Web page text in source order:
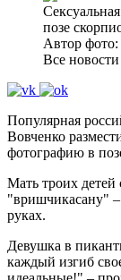
позе
Автор
Все новости
Популярная
Вовченко
фотографию в
Мать троих детей
"вришчикасану" –
руках.
Девушка в
каждый изгиб